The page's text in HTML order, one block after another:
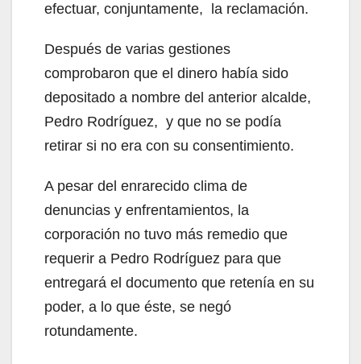
efectuar, conjuntamente, la reclamación.
Después de varias gestiones
comprobaron que el dinero había sido
depositado a nombre del anterior alcalde,
Pedro Rodríguez, y que no se podía
retirar si no era con su consentimiento.
A pesar del enrarecido clima de
denuncias y enfrentamientos, la
corporación no tuvo más remedio que
requerir a Pedro Rodríguez para que
entregará el documento que retenía en su
poder, a lo que éste, se negó
rotundamente.